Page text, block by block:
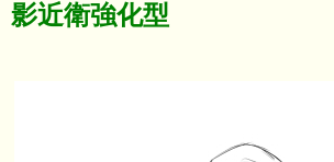
影近衛強化型